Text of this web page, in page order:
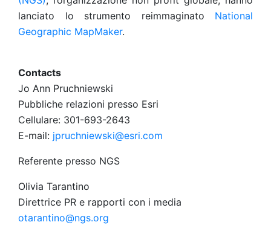
lanciato lo strumento reimmaginato National
Geographic MapMaker.
Contacts
Jo Ann Pruchniewski
Pubbliche relazioni presso Esri
Cellulare: 301-693-2643
E-mail: jpruchniewski@esri.com
Referente presso NGS
Olivia Tarantino
Direttrice PR e rapporti con i media
otarantino@ngs.org